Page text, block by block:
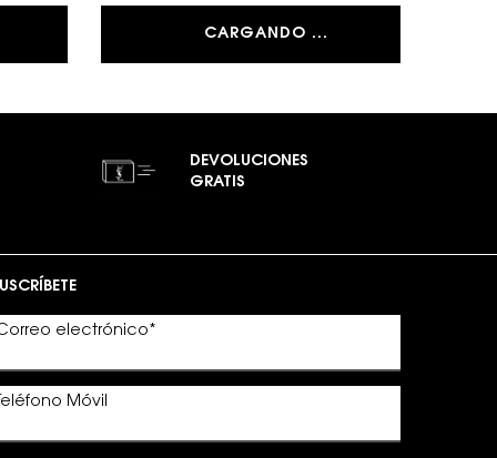
CARGANDO ...
DEVOLUCIONES
GRATIS
electrónico *
Móvil